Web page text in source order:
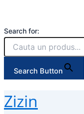
Search for:
Search Button
Zizin